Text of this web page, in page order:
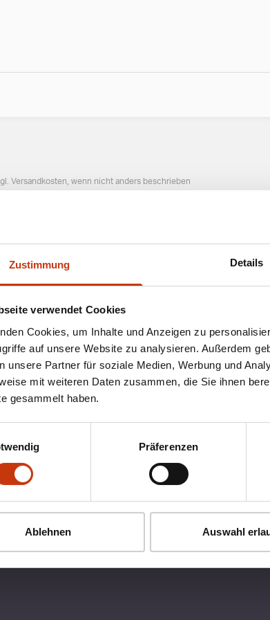
Zustimmung Details
verwendet Cookies
Cookies, um Inhalte und Anzeigen zu
auf unsere Website zu analysieren. Außerdem
unsere Partner für soziale Medien, Werbung und
mit weiteren Daten zusammen, die Sie ihnen
gesammelt haben.
Präferenzen
Ablehnen Auswahl
Versandkosten, wenn nicht anders beschrieben
ANGESAGTE